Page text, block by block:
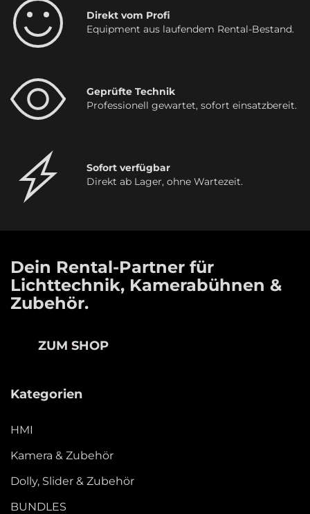
Direkt vom Profi
Equipment aus laufendem Rental-Bestand.
Geprüfte Technik
Professionell gewartet, sofort einsatzbereit.
Sofort verfügbar
Direkt ab Lager, ohne Wartezeit.
Dein Rental-Partner für
Lichttechnik, Kamerabühnen &
Zubehör.
ZUM SHOP
Kategorien
HMI
Kamera & Zubehör
Dolly, Slider & Zubehör
BUNDLES